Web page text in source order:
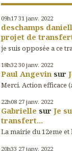
09h17 31 janv. 2022
deschamps
projet de
je suis opposée a ce
18h32 30 janv. 2022
Paul Angevin sur
Merci. Action efficace
22h08 27 janv. 2022
Gabrielle sur Je
transfert...
La mairie du 12eme
20h33 27 janv. 2022